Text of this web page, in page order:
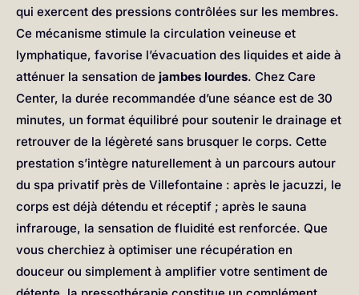
qui exercent des pressions contrôlées sur les membres.
Ce mécanisme stimule la circulation veineuse et
lymphatique, favorise l’évacuation des liquides et aide à
atténuer la sensation de jambes lourdes. Chez Care
Center, la durée recommandée d’une séance est de 30
minutes, un format équilibré pour soutenir le drainage et
retrouver de la légèreté sans brusquer le corps. Cette
prestation s’intègre naturellement à un parcours autour
du spa privatif près de Villefontaine : après le jacuzzi, le
corps est déjà détendu et réceptif ; après le sauna
infrarouge, la sensation de fluidité est renforcée. Que
vous cherchiez à optimiser une récupération en
douceur ou simplement à amplifier votre sentiment de